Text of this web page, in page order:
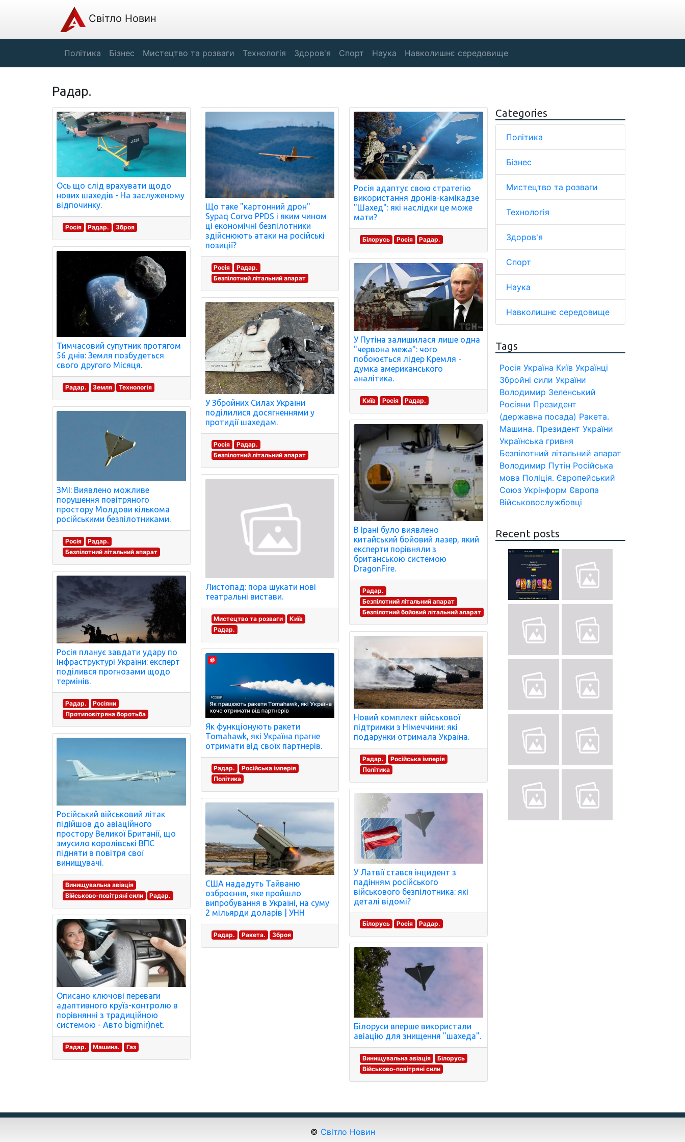
Світло Новин
Політика Бізнес Мистецтво та розваги Технологія Здоров'я Спорт Наука Навколишнє середовище
Радар.
Ось що слід врахувати щодо
нових шахедів - На заслуженому
відпочинку.
Росія Радар. Зброя
Тимчасовий супутник протягом
56 днів: Земля позбудеться
свого другого Місяця.
Радар. Земля Технологія
ЗМІ: Виявлено можливе
порушення повітряного
простору Молдови кількома
російськими безпілотниками.
Росія
Радар.
Безпілотний літальний апарат
Росія планує завдати удару по
інфраструктурі України: експерт
поділився прогнозами щодо
термінів.
Радар.
Росіяни
Протиповітряна боротьба
Російський військовий літак
підійшов до авіаційного
простору Великої Британії, що
змусило королівські ВПС
підняти в повітря свої
винищувачі.
Винищувальна авіація
Військово-повітряні сили
Радар.
Описано ключові переваги
адаптивного круїз-контролю в
порівнянні з традиційною
системою - Авто bigmir)net.
Радар. Машина. Газ
Що таке "картонний дрон"
Sypaq Corvo PPDS і яким чином
ці економічні безпілотники
здійснюють атаки на російські
позиції?
Росія
Радар.
Безпілотний літальний апарат
У Збройних Силах України
поділилися досягненнями у
протидії шахедам.
Росія
Радар.
Безпілотний літальний апарат
Листопад: пора шукати нові
театральні вистави.
Мистецтво та розваги
Київ
Радар.
Як функціонують ракети
Tomahawk, які Україна прагне
отримати від своїх партнерів.
Радар.
Російська імперія
Політика
США нададуть Тайваню
озброєння, яке пройшло
випробування в Україні, на суму
2 мільярди доларів | УНН
Радар. Ракета. Зброя
Росія адаптує свою стратегію
використання дронів-камікадзе
"Шахед": які наслідки це може
мати?
Білорусь Росія Радар.
У Путіна залишилася лише одна
"червона межа": чого
побоюється лідер Кремля -
думка американського
аналітика.
Київ Росія Радар.
В Ірані було виявлено
китайський бойовий лазер, який
експерти порівняли з
британською системою
DragonFire.
Радар.
Безпілотний літальний апарат
Безпілотний бойовий літальний апарат
Новий комплект військової
підтримки з Німеччини: які
подарунки отримала Україна.
Радар.
Російська імперія
Політика
У Латвії стався інцидент з
падінням російського
військового безпілотника: які
деталі відомі?
Білорусь Росія Радар.
Білоруси вперше використали
авіацію для знищення "шахеда".
Винищувальна авіація
Білорусь
Військово-повітряні сили
Categories
Політика
Бізнес
Мистецтво та розваги
Технологія
Здоров'я
Спорт
Наука
Навколишнє середовище
Tags
Росія Україна Київ Українці
Збройні сили України
Володимир Зеленський
Росіяни Президент
(державна посада) Ракета.
Машина. Президент України
Українська гривня
Безпілотний літальний апарат
Володимир Путін Російська
мова Поліція. Європейський
Союз Укрінформ Європа
Військовослужбовці
Recent posts
© Світло Новин